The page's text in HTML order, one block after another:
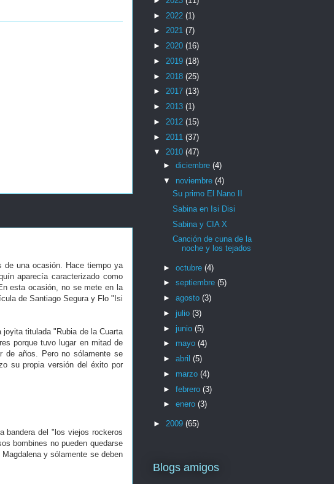
de una ocasión. Hace tiempo ya
aparecía caracterizado como
esta ocasión, no se mete en la
de Santiago Segura y Flo "Isi
titulada "Rubia de la Cuarta
porque tuvo lugar en mitad de
de años. Pero no sólamente se
su propia versión del éxito por
bandera del "los viejos rockeros
bombines no pueden quedarse
y sólamente se deben
► 2022 (1)
► 2021 (7)
► 2020 (16)
► 2019 (18)
► 2018 (25)
► 2017 (13)
► 2013 (1)
► 2012 (15)
► 2011 (37)
▼ 2010 (47)
► diciembre (4)
▼ noviembre (4)
Su primo El Nano II
Sabina en Isi Disi
Sabina y CIA X
Canción de cuna de la
noche y los tejados
► octubre (4)
► septiembre (5)
► agosto (3)
► julio (3)
► junio (5)
► mayo (4)
► abril (5)
► marzo (4)
► febrero (3)
► enero (3)
► 2009 (65)
Blogs amigos